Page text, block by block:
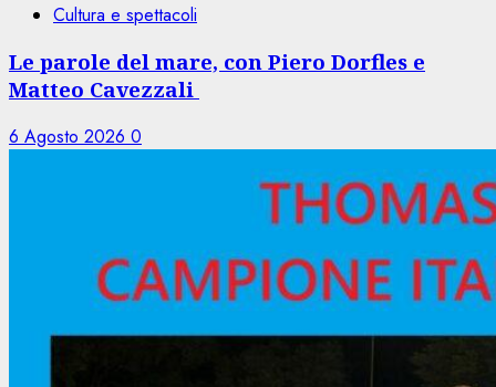
Cultura e spettacoli
Le parole del mare, con Piero Dorfles e
Matteo Cavezzali
6 Agosto 2026 0